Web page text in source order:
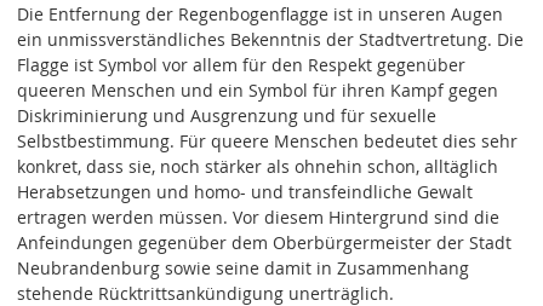
Die Entfernung der Regenbogenflagge ist in unseren Augen
ein unmissverständliches Bekenntnis der Stadtvertretung. Die
Flagge ist Symbol vor allem für den Respekt gegenüber
queeren Menschen und ein Symbol für ihren Kampf gegen
Diskriminierung und Ausgrenzung und für sexuelle
Selbstbestimmung. Für queere Menschen bedeutet dies sehr
konkret, dass sie, noch stärker als ohnehin schon, alltäglich
Herabsetzungen und homo- und transfeindliche Gewalt
ertragen werden müssen. Vor diesem Hintergrund sind die
Anfeindungen gegenüber dem Oberbürgermeister der Stadt
Neubrandenburg sowie seine damit in Zusammenhang
stehende Rücktrittsankündigung unerträglich.